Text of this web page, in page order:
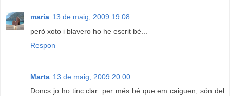
maria 13 de maig, 2009 19:08
però xoto i blavero ho he escrit bé...
Respon
Marta 13 de maig, 2009 20:00
Doncs jo ho tinc clar: per més bé que em caiguen, són del